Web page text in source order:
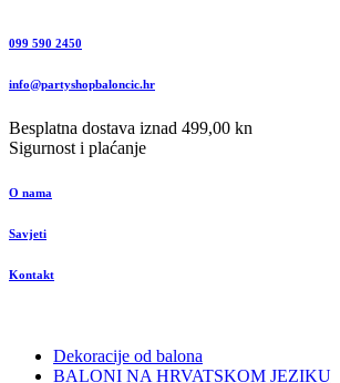
099 590 2450
info@partyshopbaloncic.hr
Besplatna dostava iznad 499,00 kn
Sigurnost i plaćanje
O nama
Savjeti
Kontakt
Dekoracije od balona
BALONI NA HRVATSKOM JEZIKU